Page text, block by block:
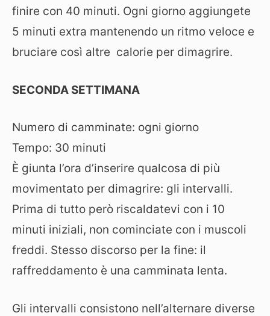
finire con 40 minuti. Ogni giorno aggiungete
5 minuti extra mantenendo un ritmo veloce e
bruciare così altre calorie per dimagrire.
SECONDA SETTIMANA
Numero di camminate: ogni giorno
Tempo: 30 minuti
È giunta l’ora d’inserire qualcosa di più
movimentato per dimagrire: gli intervalli.
Prima di tutto però riscaldatevi con i 10
minuti iniziali, non cominciate con i muscoli
freddi. Stesso discorso per la fine: il
raffreddamento è una camminata lenta.
Gli intervalli consistono nell’alternare diverse